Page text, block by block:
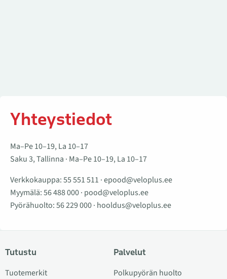
Yhteystiedot
Ma–Pe 10–19, La 10–17
Saku 3, Tallinna · Ma–Pe 10–19, La 10–17
Verkkokauppa:55 551 511 ·epood@veloplus.ee
Myymälä:56 488 000· pood@veloplus.ee
Pyörähuolto:56 229 000· hooldus@veloplus.ee
Tutustu
Tuotemerkit
Palvelut
Polkupyörän huolto